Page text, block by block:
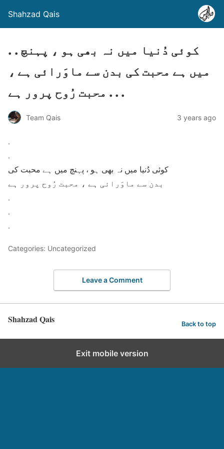
Shahzad Qais
. . کوئی دُنیا میں نہ بھی ہو ، پہنچ
میں ہے محبت کی بدن سے ماوَرائی ہے ،
محبت رُوح پرور ہے . . .
Team Qais 3 years ago
.
.
کوئی دُنیا میں نہ بھی ہو ، پہنچ میں ہے محبت کی
بدن سے ماوَرائی ہے ، محبت رُوح پرور ہے
.
.
.
Categories: Uncategorized
Leave a Comment
Shahzad Qais Back to top
Exit mobile version